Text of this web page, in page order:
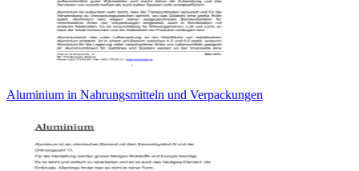
Aluminium in Nahrungsmitteln und Verpackungen